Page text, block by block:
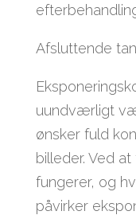
Afsluttende
uundværligt
ønsker fuld
billeder. Ved
fungerer, og
påvirker